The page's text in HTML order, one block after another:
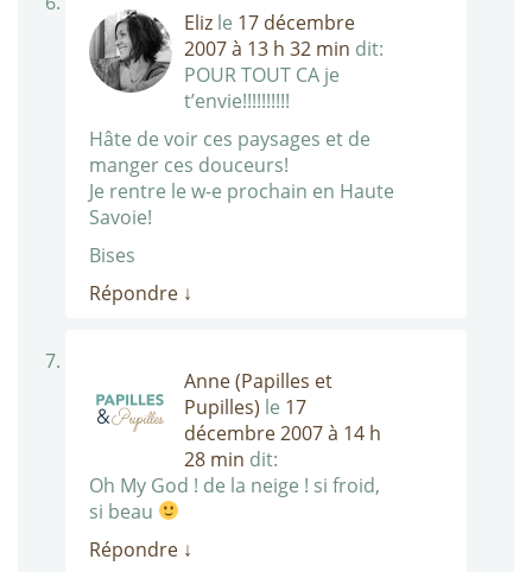
Eliz le 17 décembre
2007 à 13 h 32 min dit:
POUR TOUT CA je
t’envie!!!!!!!!!!
Hâte de voir ces paysages et de
manger ces douceurs!
Je rentre le w-e prochain en Haute
Savoie!
Bises
Répondre ↓
Anne (Papilles et
Pupilles) le 17
décembre 2007 à 14 h
28 min dit:
Oh My God ! de la neige ! si froid,
si beau
Répondre ↓